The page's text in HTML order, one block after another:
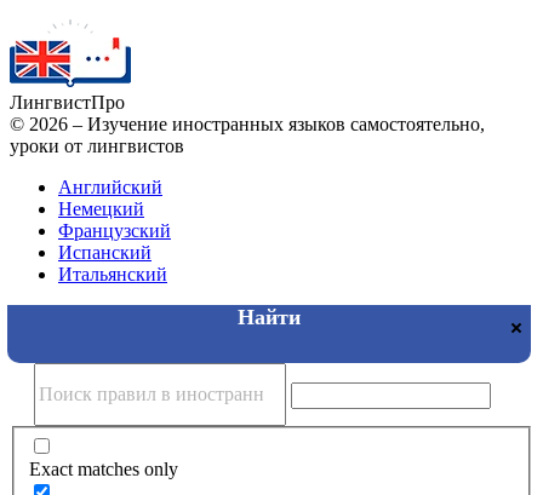
ЛингвистПро
© 2026 – Изучение иностранных языков самостоятельно,
уроки от лингвистов
Английский
Немецкий
Французский
Испанский
Итальянский
Exact matches only